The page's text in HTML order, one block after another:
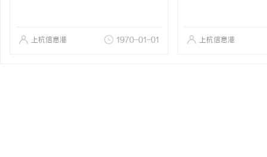
上杭信息港 1970-01-01 上杭信息港